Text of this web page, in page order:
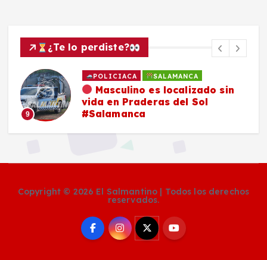
¿Te lo perdiste?
9
POLICIACA SALAMANCA
Masculino es localizado sin
vida en Praderas del Sol
#Salamanca
Copyright © 2026 El Salmantino | Todos los derechos
reservados.